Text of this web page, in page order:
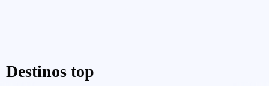
Destinos top